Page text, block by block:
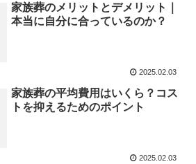
家族葬のメリットとデメリット｜
本当に自分に合っているのか？
2025.02.03
家族葬の平均費用はいくら？コス
トを抑えるためのポイント
2025.02.03